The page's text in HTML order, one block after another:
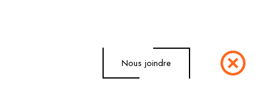
Nous joindre